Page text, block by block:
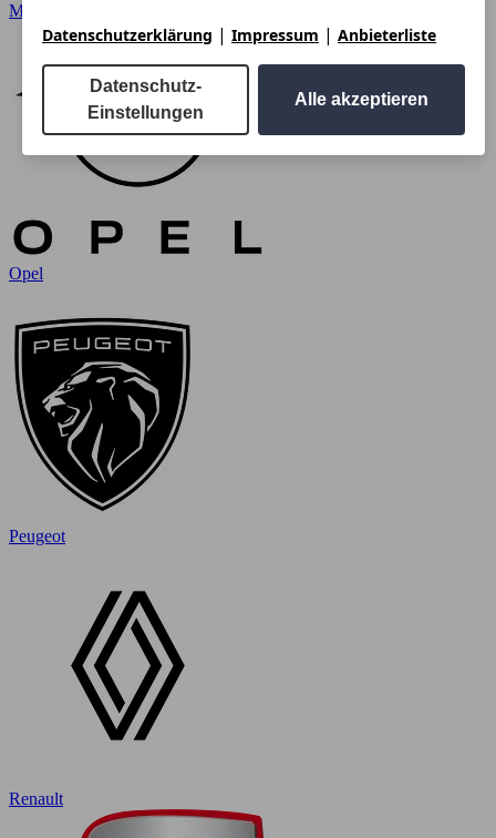
Mercedes-Benz
Opel
Peugeot
Renault
Datenschutzerklärung | Impressum | Anbieterliste
Datenschutz-
Einstellungen
Alle akzeptieren